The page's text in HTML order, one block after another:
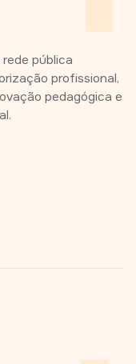
pública
profissional,
pedagógica e